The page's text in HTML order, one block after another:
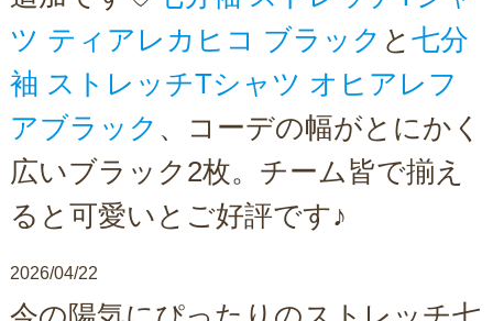
ツ ティアレカヒコ ブラック と 七分
袖 ストレッチTシャツ オヒアレフ
アブラック 、コーデの幅がとにかく
広いブラック2枚。チーム皆で揃え
ると可愛いとご好評です♪
2026/04/22